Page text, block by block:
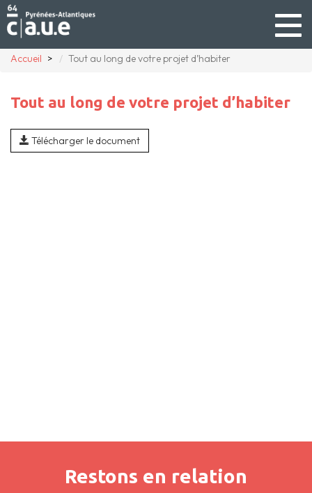
Accueil
Tout au long de votre projet d’habiter
Tout au long de votre projet d’habiter
Télécharger le document
Restons en relation